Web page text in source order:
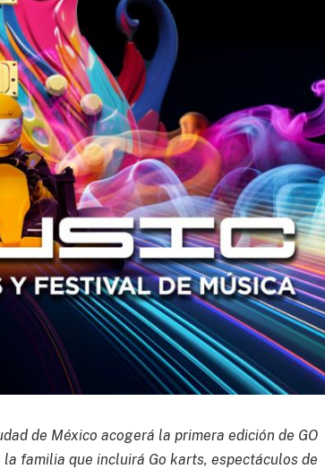
de México acogerá la primera edición de GO
familia que incluirá Go karts, espectáculos de